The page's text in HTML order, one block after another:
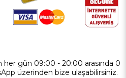
gün 09:00 - 20:00 arasında 0
üzerinden bize ulaşabilirsiniz.